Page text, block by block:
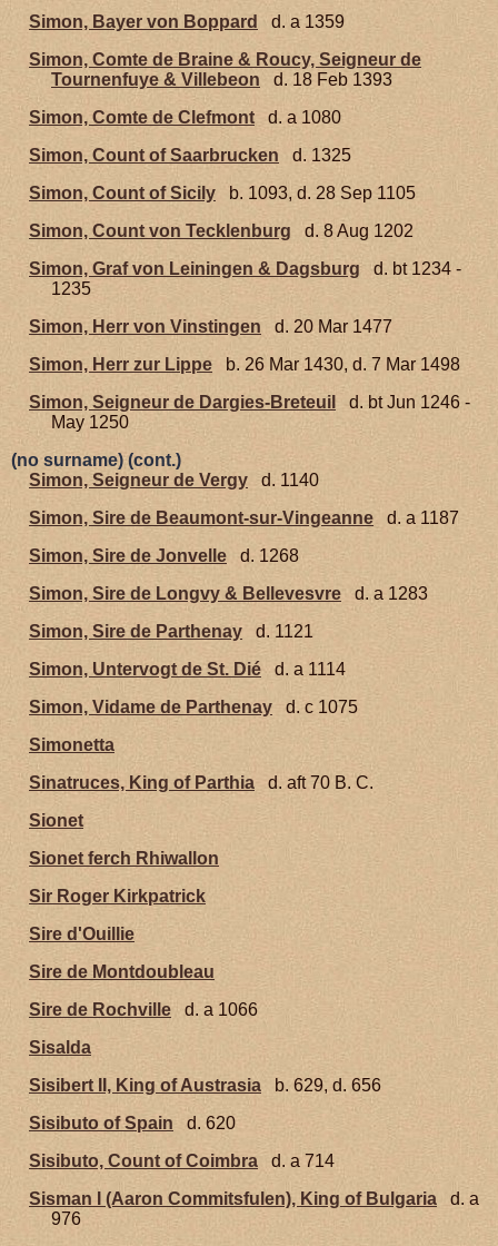
Simon, Bayer von Boppard
d. a 1359
Simon, Comte de Braine & Roucy, Seigneur de
Tournenfuye & Villebeon
d. 18 Feb 1393
Simon, Comte de Clefmont
d. a 1080
Simon, Count of Saarbrucken
d. 1325
Simon, Count of Sicily
b. 1093, d. 28 Sep 1105
Simon, Count von Tecklenburg
d. 8 Aug 1202
Simon, Graf von Leiningen & Dagsburg
d. bt 1234 -
1235
Simon, Herr von Vinstingen
d. 20 Mar 1477
Simon, Herr zur Lippe
b. 26 Mar 1430, d. 7 Mar 1498
Simon, Seigneur de Dargies-Breteuil
d. bt Jun 1246 -
May 1250
(no surname) (cont.)
Simon, Seigneur de Vergy
d. 1140
Simon, Sire de Beaumont-sur-Vingeanne
d. a 1187
Simon, Sire de Jonvelle
d. 1268
Simon, Sire de Longvy & Bellevesvre
d. a 1283
Simon, Sire de Parthenay
d. 1121
Simon, Untervogt de St. Dié
d. a 1114
Simon, Vidame de Parthenay
d. c 1075
Simonetta
Sinatruces, King of Parthia
d. aft 70 B. C.
Sionet
Sionet ferch Rhiwallon
Sir Roger Kirkpatrick
Sire d'Ouillie
Sire de Montdoubleau
Sire de Rochville
d. a 1066
Sisalda
Sisibert II, King of Austrasia
b. 629, d. 656
Sisibuto of Spain
d. 620
Sisibuto, Count of Coimbra
d. a 714
Sisman I (Aaron Commitsfulen), King of Bulgaria
d. a
976